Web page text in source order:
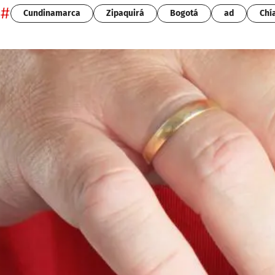
# Cundinamarca Zipaquirá Bogotá ad